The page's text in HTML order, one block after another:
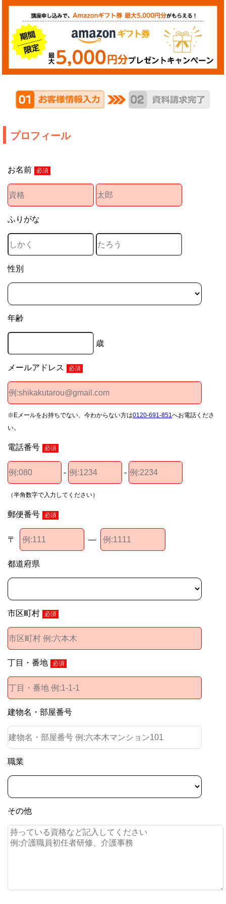
プロフィール
お名前 必須
ふりがな
性別
年齢
歳
メールアドレス 必須
※Eメールをお持ちでない、今わからない方は0120-691-851へお電話くださ
い。
電話番号 必須
- -
（半角数字で入力してください）
郵便番号 必須
〒 ―
都道府県
市区町村 必須
丁目・番地 必須
建物名・部屋番号
職業
その他